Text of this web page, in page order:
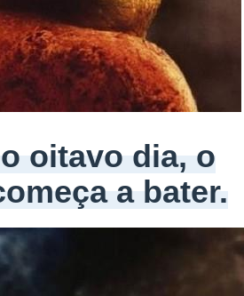
oitavo dia, o
a bater.